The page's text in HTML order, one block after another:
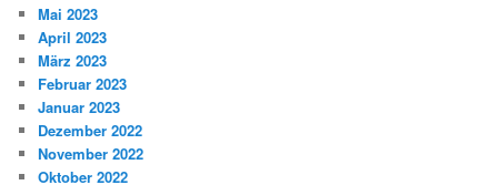
Mai 2023
April 2023
März 2023
Februar 2023
Januar 2023
Dezember 2022
November 2022
Oktober 2022